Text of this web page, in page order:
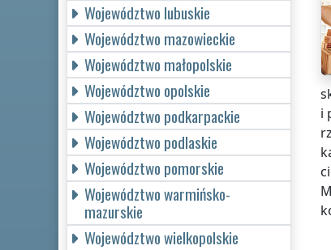
i
Województwo lubuskie
Województwo mazowieckie
Województwo małopolskie
Województwo opolskie
Województwo podkarpackie
Województwo podlaskie
Województwo pomorskie
Województwo warmińsko-
mazurskie
Województwo wielkopolskie